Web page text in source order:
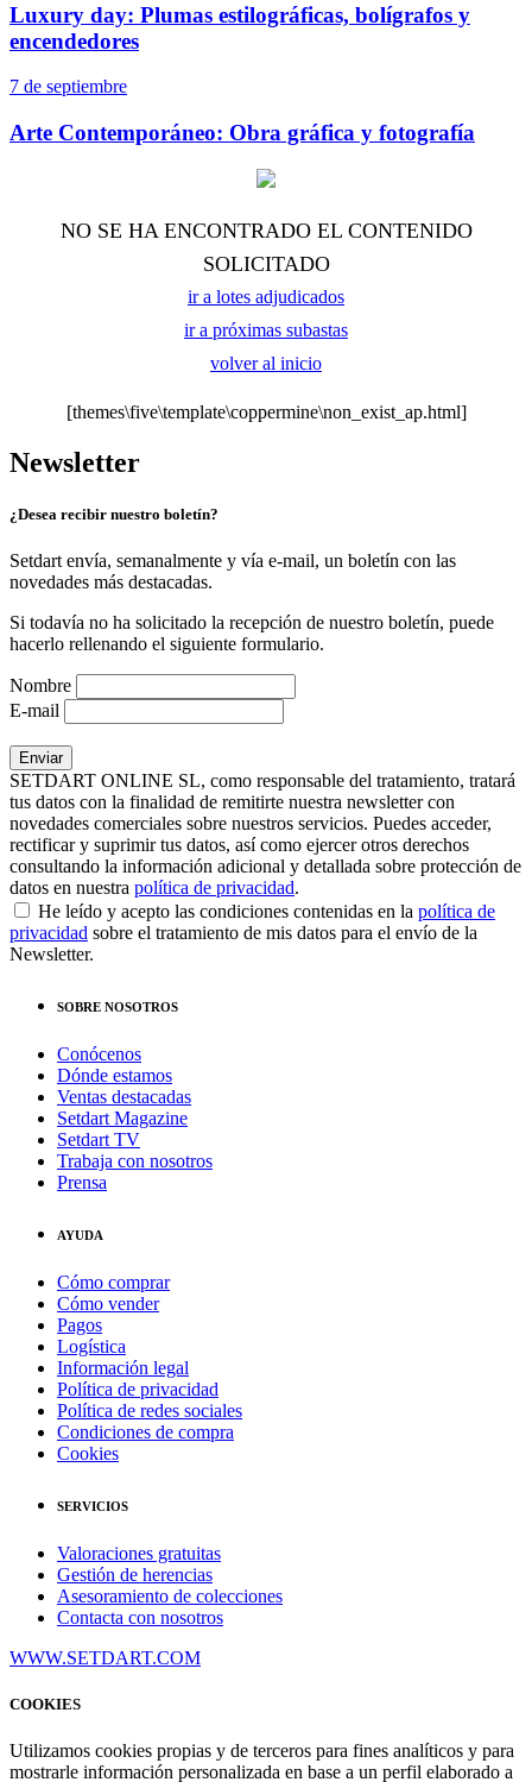
Luxury day: Plumas estilográficas, bolígrafos y
encendedores
7 de septiembre
Arte Contemporáneo: Obra gráfica y fotografía
NO SE HA ENCONTRADO EL CONTENIDO
SOLICITADO
ir a lotes adjudicados
ir a próximas subastas
volver al inicio
[themes\five\template\coppermine\non_exist_ap.html]
Newsletter
¿Desea recibir nuestro boletín?
Setdart envía, semanalmente y vía e-mail, un boletín con las
novedades más destacadas.
Si todavía no ha solicitado la recepción de nuestro boletín, puede
hacerlo rellenando el siguiente formulario.
Nombre
E-mail
SETDART ONLINE SL, como responsable del tratamiento, tratará
tus datos con la finalidad de remitirte nuestra newsletter con
novedades comerciales sobre nuestros servicios. Puedes acceder,
rectificar y suprimir tus datos, así como ejercer otros derechos
consultando la información adicional y detallada sobre protección de
datos en nuestra política de privacidad.
He leído y acepto las condiciones contenidas en la política de
privacidad sobre el tratamiento de mis datos para el envío de la
Newsletter.
SOBRE NOSOTROS
Conócenos
Dónde estamos
Ventas destacadas
Setdart Magazine
Setdart TV
Trabaja con nosotros
Prensa
AYUDA
Cómo comprar
Cómo vender
Pagos
Logística
Información legal
Política de privacidad
Política de redes sociales
Condiciones de compra
Cookies
SERVICIOS
Valoraciones gratuitas
Gestión de herencias
Asesoramiento de colecciones
Contacta con nosotros
WWW.SETDART.COM
COOKIES
Utilizamos cookies propias y de terceros para fines analíticos y para
mostrarle información personalizada en base a un perfil elaborado a